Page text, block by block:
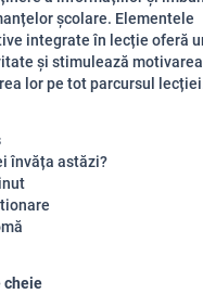
școlare. Elementele
integrate în lecție oferă
și stimulează
lor pe tot parcursul
învăța astăzi?
cheie